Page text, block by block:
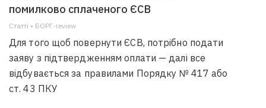
помилково сплаченого ЄСВ
Статті • БОРГ-review
Для того щоб повернути ЄСВ, потрібно подати
заяву з підтвердженням оплати — далі все
відбувається за правилами Порядку № 417 або
ст. 43 ПКУ